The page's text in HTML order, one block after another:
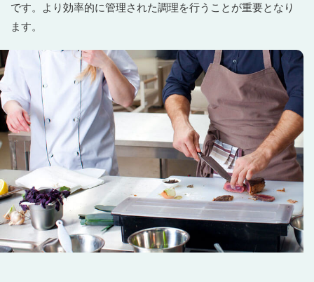
です。より効率的に管理された調理を行うことが重要となり
ます。